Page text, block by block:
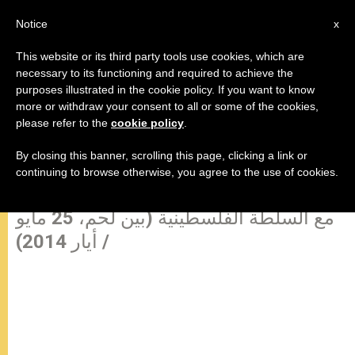
جميع نصوص زيارة البابا إلى الأراضي
المقدسة (4 من 16)
مع السلطة الفلسطينية (بين لحم، 25 مايو
/ أيار 2014)
x
Notice
This website or its third party tools use cookies, which are
necessary to its functioning and required to achieve the
purposes illustrated in the cookie policy. If you want to know
more or withdraw your consent to all or some of the cookies,
please refer to the cookie policy
By closing this banner, scrolling this page, clicking a link or
continuing to browse otherwise, you agree to the use of cookies.